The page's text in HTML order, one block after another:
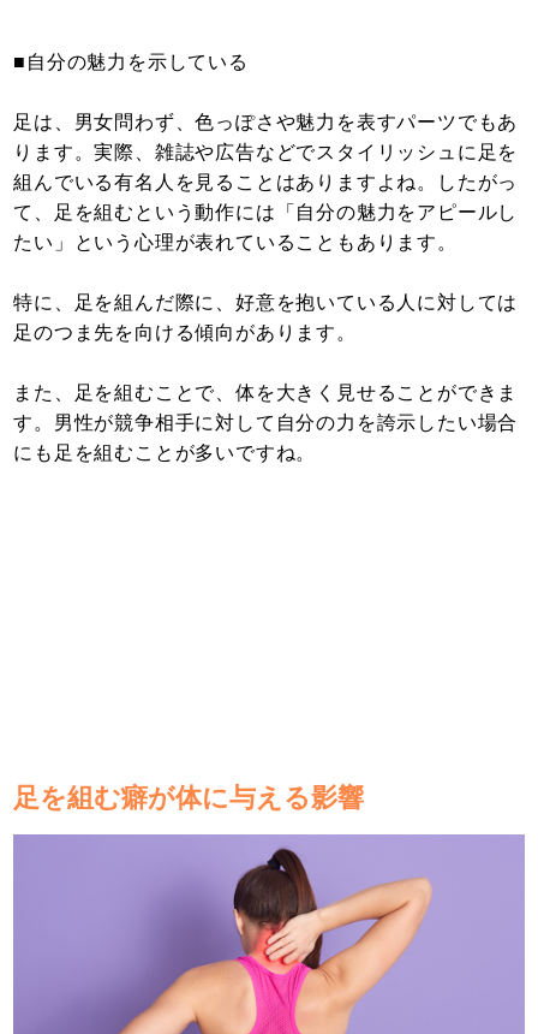
■自分の魅力を示している
足は、男女問わず、色っぽさや魅力を表すパーツでもあ
ります。実際、雑誌や広告などでスタイリッシュに足を
組んでいる有名人を見ることはありますよね。したがっ
て、足を組むという動作には「自分の魅力をアピールし
たい」という心理が表れていることもあります。
特に、足を組んだ際に、好意を抱いている人に対しては
足のつま先を向ける傾向があります。
また、足を組むことで、体を大きく見せることができま
す。男性が競争相手に対して自分の力を誇示したい場合
にも足を組むことが多いですね。
足を組む癖が体に与える影響